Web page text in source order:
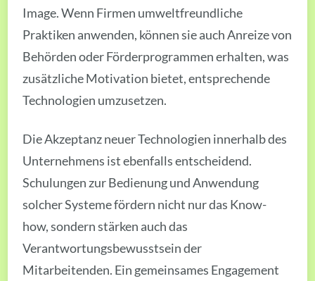
Image. Wenn Firmen umweltfreundliche
Praktiken anwenden, können sie auch Anreize von
Behörden oder Förderprogrammen erhalten, was
zusätzliche Motivation bietet, entsprechende
Technologien umzusetzen.
Die Akzeptanz neuer Technologien innerhalb des
Unternehmens ist ebenfalls entscheidend.
Schulungen zur Bedienung und Anwendung
solcher Systeme fördern nicht nur das Know-
how, sondern stärken auch das
Verantwortungsbewusstsein der
Mitarbeitenden. Ein gemeinsames Engagement